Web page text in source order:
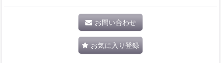
お問い合わせ
お気に入り登録